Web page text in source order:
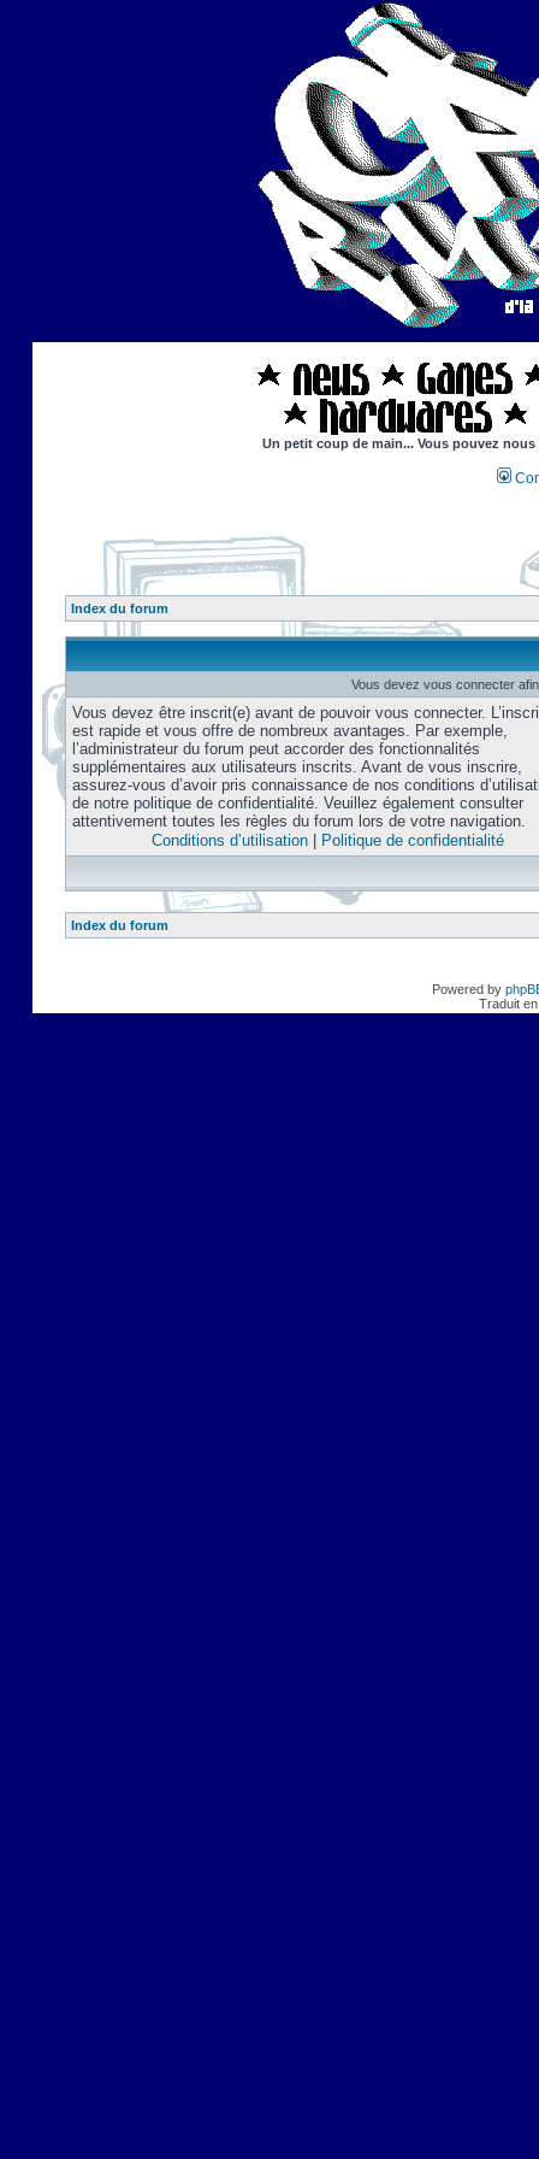
Un petit coup de main... Vous pouvez
Index du forum
Vous devez vous connecter
Vous devez être inscrit(e) avant de pouvoir vous connecter.
est rapide et vous offre de nombreux avantages. Par exemple,
l’administrateur du forum peut accorder des fonctionnalités
supplémentaires aux utilisateurs inscrits. Avant de vous inscrire,
assurez-vous d’avoir pris connaissance de nos conditions
de notre politique de confidentialité. Veuillez également consulter
attentivement toutes les règles du forum lors de votre navigation.
Conditions d’utilisation| Politique de confidentialité
Index du forum
Powered by
Traduit